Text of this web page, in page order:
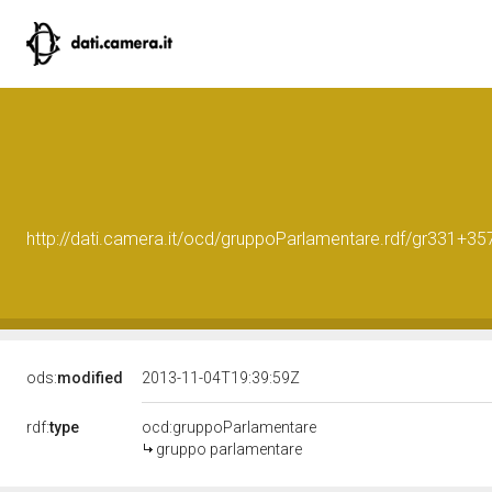
http://dati.camera.it/ocd/gruppoParlamentare.rdf/
ods:modified 2013-11-04T19:39:59Z
rdf:type
ocd:gruppoParlamentare
gruppo parlamentare